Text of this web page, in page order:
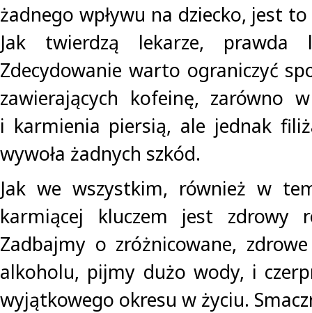
żadnego wpływu na dziecko, jest
Jak twierdzą lekarze, prawda
Zdecydowanie warto ograniczyć
zawierających kofeinę, zarówno
i karmienia piersią, ale jednak
wywoła żadnych szkód.
Jak we wszystkim, również w
karmiącej kluczem jest zdrowy
Zadbajmy o zróżnicowane,
alkoholu, pijmy dużo wody, i
wyjątkowego okresu w życiu.